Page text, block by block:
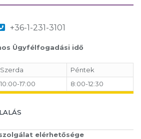
+36-1-231-3101
Ügyfélfogadási idő
Szerda
Péntek
10:00-17:00 8:00-12:30
elérhetősége